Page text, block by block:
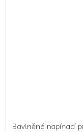
Bavlněné napínací